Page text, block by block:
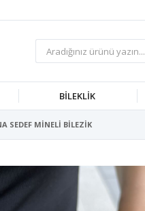
BİLEKLİK
SEDEF MİNELİ BİLEZİK